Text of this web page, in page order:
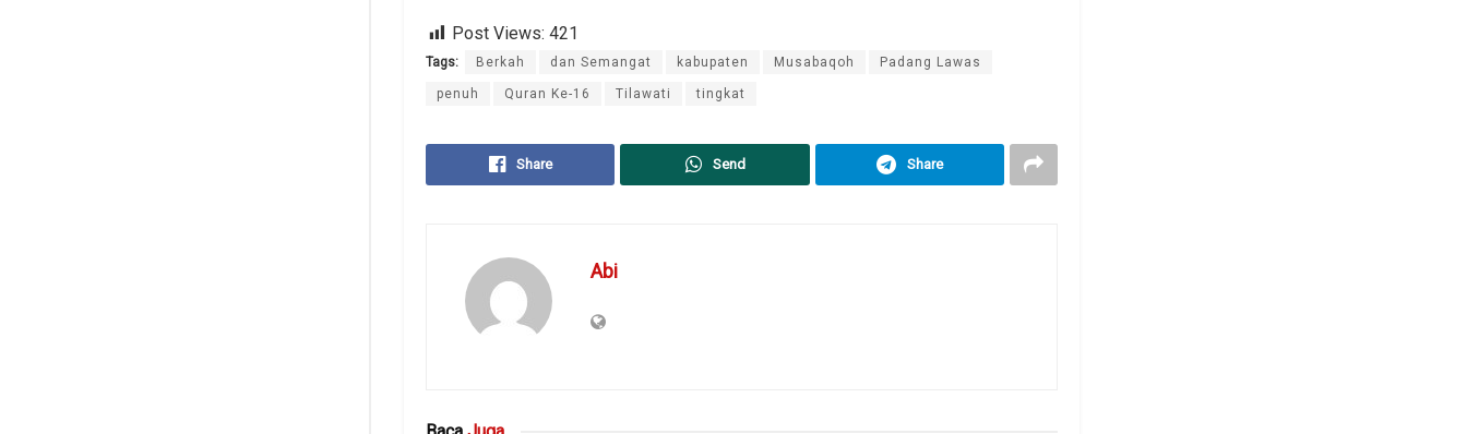
Post Views: 421
Tags: Berkah dan Semangat kabupaten Musabaqoh Padang Lawas
penuh Quran Ke-16 Tilawati tingkat
Share Send Share
Abi